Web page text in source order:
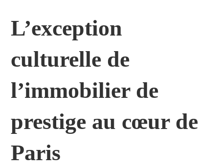
L’exception
culturelle de
l’immobilier de
prestige au cœur de
Paris